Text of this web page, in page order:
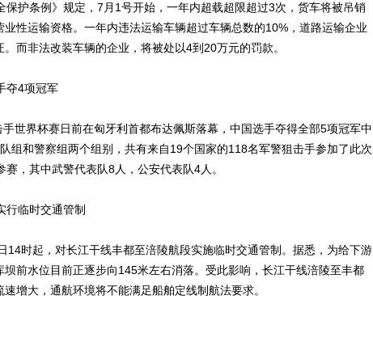
护条例》规定，7月1号开始，一年内超载超限超过3次，货车将被吊销
性运输资格。一年内违法运输车辆超过车辆总数的10%，道路运输企业
而非法改装车辆的企业，将被处以4到20万元的罚款。
夺4项冠军
世界杯赛日前在匈牙利首都布达佩斯落幕，中国选手夺得全部5项冠军中
组和警察组两个组别，共有来自19个国家的118名军警狙击手参加了此次
，其中武警代表队8人，公安代表队4人。
临时交通管制
时起，对长江干线丰都至涪陵航段实施临时交通管制。据悉，为给下游
前水位目前正逐步向145米左右消落。受此影响，长江干线涪陵至丰都
速增大，通航环境将不能满足船舶定线制航法要求。